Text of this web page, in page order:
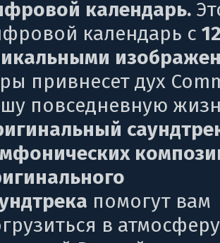
календарь.
календарь с
привнесет дух
повседневную
помогут вам
в атмосферу